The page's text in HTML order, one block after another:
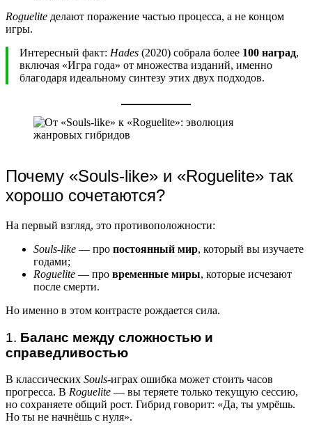
Roguelite делают поражение частью процесса, а не концом
игры.
Интересный факт: Hades (2020) собрала более 100 наград,
включая «Игра года» от множества изданий, именно
благодаря идеальному синтезу этих двух подходов.
Почему «Souls-like» и «Roguelite» так
хорошо сочетаются?
На первый взгляд, это противоположности:
Souls-like — про постоянный мир, который вы изучаете
годами;
Roguelite — про временные миры, которые исчезают
после смерти.
Но именно в этом контрасте рождается сила.
1. Баланс между сложностью и
справедливостью
В классических Souls-играх ошибка может стоить часов
прогресса. В Roguelite — вы теряете только текущую сессию,
но сохраняете общий рост. Гибрид говорит: «Да, ты умрёшь.
Но ты не начнёшь с нуля».